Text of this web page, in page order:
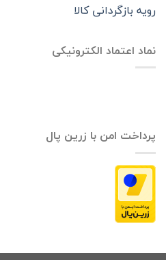
رویه بازگردانی کالا
نماد اعتماد الکترونیکی
پرداخت امن با زرین پال